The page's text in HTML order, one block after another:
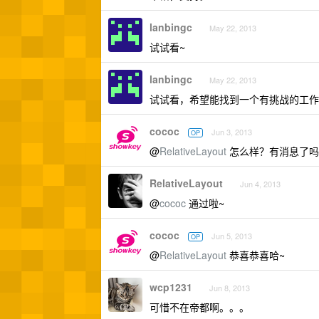
lanbingc May 22, 2013
试试看~
lanbingc May 22, 2013
试试看，希望能找到一个有挑战的工作
cococ OP Jun 3, 2013
@RelativeLayout 怎么样？有消息了吗
RelativeLayout Jun 4, 2013
@cococ 通过啦~
cococ OP Jun 5, 2013
@RelativeLayout 恭喜恭喜哈~
wcp1231 Jun 8, 2013
可惜不在帝都啊。。。